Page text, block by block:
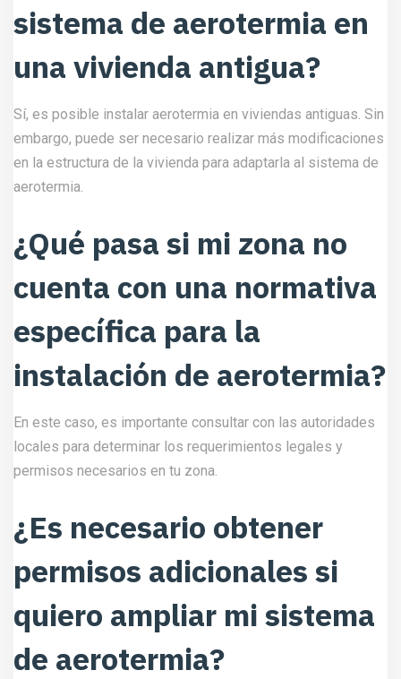
sistema de aerotermia en
una vivienda antigua?
Sí, es posible instalar aerotermia en viviendas antiguas. Sin
embargo, puede ser necesario realizar más modificaciones
en la estructura de la vivienda para adaptarla al sistema de
aerotermia.
¿Qué pasa si mi zona no
cuenta con una normativa
específica para la
instalación de aerotermia?
En este caso, es importante consultar con las autoridades
locales para determinar los requerimientos legales y
permisos necesarios en tu zona.
¿Es necesario obtener
permisos adicionales si
quiero ampliar mi sistema
de aerotermia?